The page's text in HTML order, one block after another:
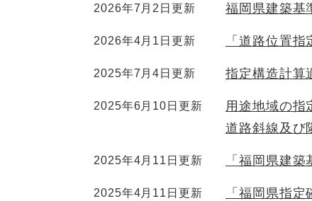
2026年7月2日更新 福岡県建築基
2026年4月1日更新 「道路位置
2025年7月4日更新 指定構造計算
2025年6月10日更新
用途地域の指
道路斜線及び
2025年4月11日更新 「福岡県建
2025年4月11日更新
「福岡県指